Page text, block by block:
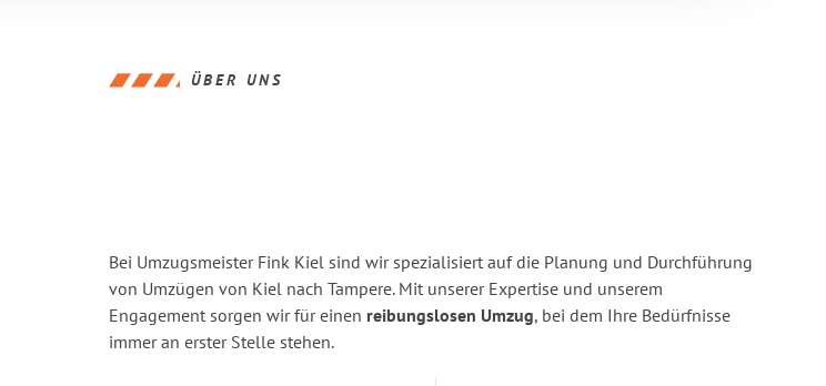
ÜBER UNS
Bei Umzugsmeister Fink Kiel sind wir spezialisiert auf die Planung und Durchführung
von Umzügen von Kiel nach Tampere. Mit unserer Expertise und unserem
Engagement sorgen wir für einen reibungslosen Umzug, bei dem Ihre Bedürfnisse
immer an erster Stelle stehen.